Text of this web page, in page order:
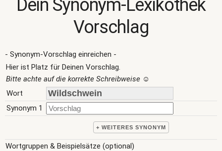
Dein Synonym-Lexikothek
Vorschlag
- Synonym-Vorschlag einreichen -
Hier ist Platz für Deinen Vorschlag.
Bitte achte auf die korrekte Schreibweise ☺
Wort
Synonym 1
+ WEITERES SYNONYM
Wortgruppen & Beispielsätze (optional)